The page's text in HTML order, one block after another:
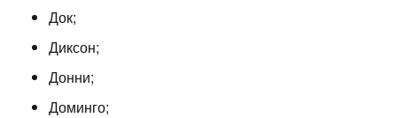
Док;
Диксон;
Донни;
Доминго;